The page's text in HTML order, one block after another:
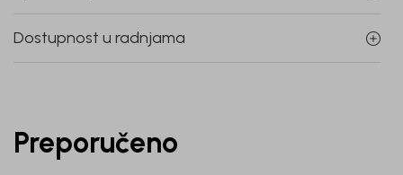
Dostupnost u radnjama
Preporučeno